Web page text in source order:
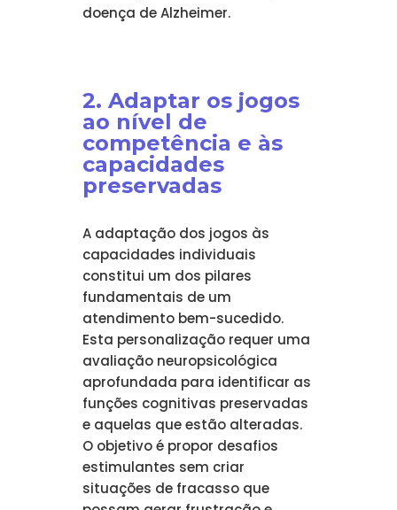
doença de Alzheimer.
2. Adaptar os jogos
ao nível de
competência e às
capacidades
preservadas
A adaptação dos jogos às
capacidades individuais
constitui um dos pilares
fundamentais de um
atendimento bem-sucedido.
Esta personalização requer uma
avaliação neuropsicológica
aprofundada para identificar as
funções cognitivas preservadas
e aquelas que estão alteradas.
O objetivo é propor desafios
estimulantes sem criar
situações de fracasso que